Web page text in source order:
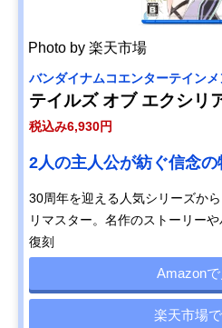
Photo by 楽天市場
バンダイナムコエンターテインメ
テイルズ オブ エクシリ
税込み6,930円
2人の主人公が紡ぐ信念の
30周年を迎える人気シリーズか
リマスター。名作のストーリー
復刻
Amazonで
楽天市場